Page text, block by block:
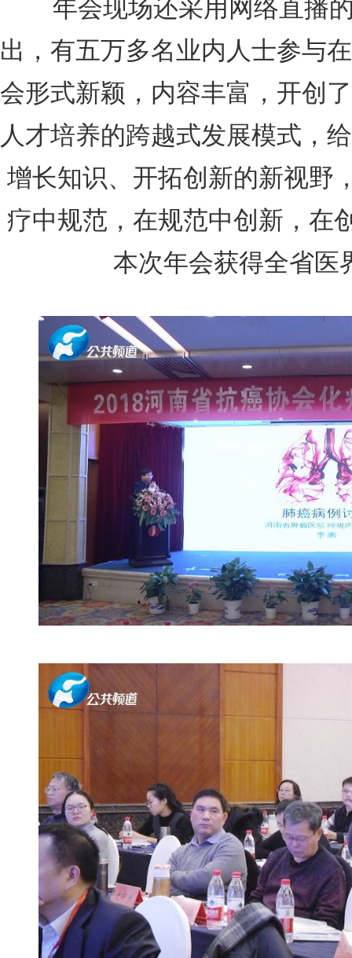
年会现场还采用网络直播
出，有五万多名业内人士参与
会形式新颖，内容丰富，开创
人才培养的跨越式发展模式，
增长知识、开拓创新的新视野
疗中规范，在规范中创新，在
本次年会获得全省医